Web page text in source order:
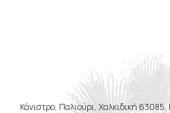
Κάνιστρο, Παλιούρι, Χαλκιδική